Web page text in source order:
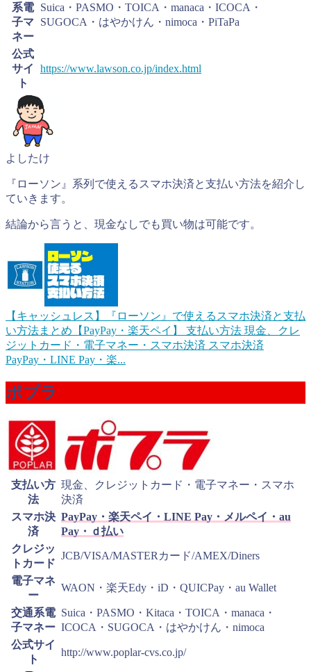
系電
子マ
ネー
Suica・PASMO・TOICA・manaca・ICOCA・
SUGOCA・はやかけん・nimoca・PiTaPa
公式
サイ
ト
https://www.lawson.co.jp/index.html
よしたけ
『ローソン』系列で使えるスマホ決済と支払い方法を紹介し
ていきます。
結論から言うと、現金なしでも買い物は可能です。
【キャッシュレス】『ローソン』で使えるスマホ決済と支払
い方法まとめ【PayPay・楽天ペイ】
支払い方法 現金、クレ
ジットカード・電子マネー・スマホ決済 スマホ決済
PayPay・LINE Pay・楽...
ポプラ
支払い方
法
現金、クレジットカード・電子マネー・スマホ
決済
スマホ決
済
PayPay・楽天ペイ・LINE Pay・メルペイ・au
Pay・ｄ払い
クレジッ
トカード
JCB/VISA/MASTERカード/AMEX/Diners
電子マネ
ー
WAON・楽天Edy・iD・QUICPay・au Wallet
交通系電
子マネー
Suica・PASMO・Kitaca・TOICA・manaca・
ICOCA・SUGOCA・はやかけん・nimoca
公式サイ
ト
http://www.poplar-cvs.co.jp/